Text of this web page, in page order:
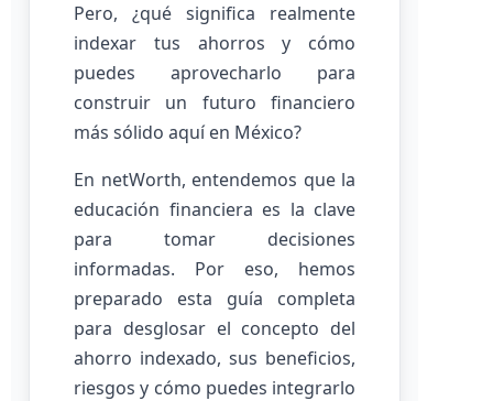
Pero, ¿qué significa realmente
indexar tus ahorros y cómo
puedes aprovecharlo para
construir un futuro financiero
más sólido aquí en México?
En netWorth, entendemos que la
educación financiera es la clave
para tomar decisiones
informadas. Por eso, hemos
preparado esta guía completa
para desglosar el concepto del
ahorro indexado, sus beneficios,
riesgos y cómo puedes integrarlo